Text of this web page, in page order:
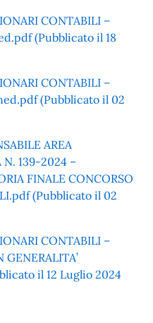
CONTABILI –
(Pubblicato il 18
CONTABILI –
(Pubblicato il 02
AREA
N. 139-2024 –
FINALE CONCORSO
(Pubblicato il 02
CONTABILI –
il 12 Luglio 2024